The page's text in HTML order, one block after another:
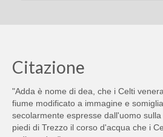
Citazione
"Adda è nome di dea, che i Celti
fiume modificato a immagine e
secolarmente espresse dall'uomo
piedi di Trezzo il corso d'acqua che i